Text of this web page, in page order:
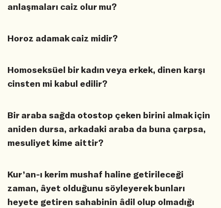
anlaşmaları caiz olur mu?
Horoz adamak caiz midir?
Homoseksüel bir kadın veya erkek, dinen karşı
cinsten mi kabul edilir?
Bir araba sağda otostop çeken birini almak için
aniden dursa, arkadaki araba da buna çarpsa,
mesuliyet kime aittir?
Kur’an-ı kerim mushaf haline getirileceği
zaman, âyet olduğunu söyleyerek bunları
heyete getiren sahabinin âdil olup olmadığı